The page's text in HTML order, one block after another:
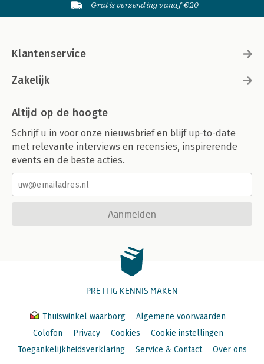
Gratis verzending vanaf €20
Klantenservice
Zakelijk
Altijd op de hoogte
Schrijf u in voor onze nieuwsbrief en blijf up-to-date
met relevante interviews en recensies, inspirerende
events en de beste acties.
Aanmelden
PRETTIG KENNIS MAKEN
Thuiswinkel waarborg
Algemene voorwaarden
Colofon
Privacy Cookies
Cookie instellingen
Toegankelijkheidsverklaring
Service & Contact Over ons